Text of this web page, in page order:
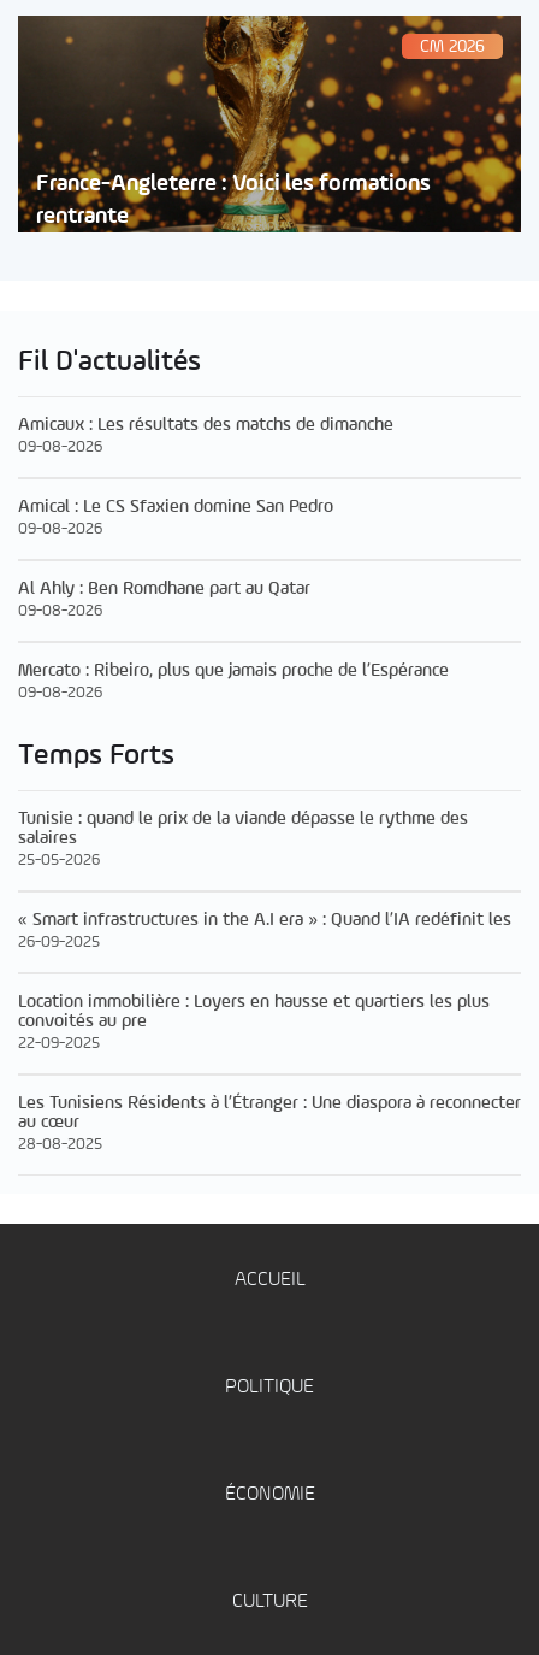
CM 2026
France-Angleterre : Voici les formations
rentrante
Fil D'actualités
Amicaux : Les résultats des matchs de dimanche
09-08-2026
Amical : Le CS Sfaxien domine San Pedro
09-08-2026
Al Ahly : Ben Romdhane part au Qatar
09-08-2026
Mercato : Ribeiro, plus que jamais proche de l’Espérance
09-08-2026
Temps Forts
Tunisie : quand le prix de la viande dépasse le rythme des
salaires
25-05-2026
« Smart infrastructures in the A.I era » : Quand l’IA redéfinit les
26-09-2025
Location immobilière : Loyers en hausse et quartiers les plus
convoités au pre
22-09-2025
Les Tunisiens Résidents à l’Étranger : Une diaspora à reconnecter
au cœur
28-08-2025
ACCUEIL
POLITIQUE
ÉCONOMIE
CULTURE